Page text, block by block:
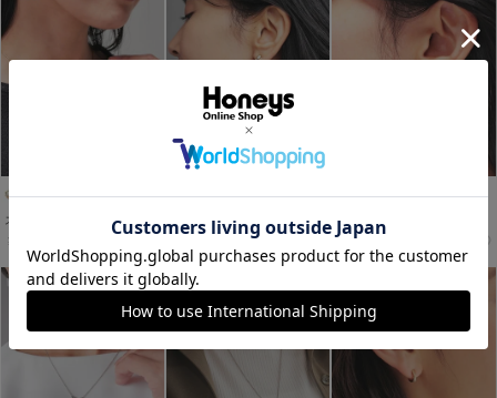
ステンレスネックレス
￥1,980
クラッチイヤリング ループフィットイヤリング
￥1,980